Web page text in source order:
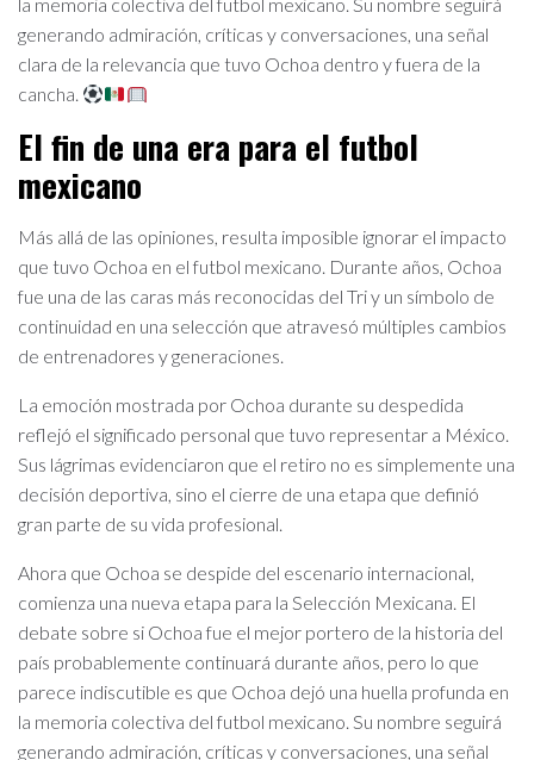
generando admiración, críticas y conversaciones, una señal
clara de la relevancia que tuvo Ochoa dentro y fuera de la
cancha.
El fin de una era para el futbol
mexicano
Más allá de las opiniones, resulta imposible ignorar el impacto
que tuvo Ochoa en el futbol mexicano. Durante años, Ochoa
fue una de las caras más reconocidas del Tri y un símbolo de
continuidad en una selección que atravesó múltiples cambios
de entrenadores y generaciones.
La emoción mostrada por Ochoa durante su despedida
reflejó el significado personal que tuvo representar a México.
Sus lágrimas evidenciaron que el retiro no es simplemente una
decisión deportiva, sino el cierre de una etapa que definió
gran parte de su vida profesional.
Ahora que Ochoa se despide del escenario internacional,
comienza una nueva etapa para la Selección Mexicana. El
debate sobre si Ochoa fue el mejor portero de la historia del
país probablemente continuará durante años, pero lo que
parece indiscutible es que Ochoa dejó una huella profunda en
la memoria colectiva del futbol mexicano. Su nombre seguirá
generando admiración, críticas y conversaciones, una señal